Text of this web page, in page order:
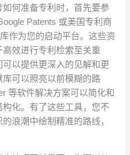
何准备专利时，首先要参
Patents 或美国专利商
作为您的启动平台。这些资
效进行专利检索至关重
以提供更深入的见解和更
可以照亮以前模糊的路
等软件解决方案可以简化和
化。有了这些工具，您不
浪潮中绘制精准的路线，